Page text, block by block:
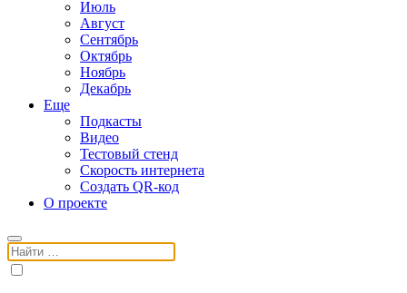
Июль
Август
Сентябрь
Октябрь
Ноябрь
Декабрь
Еще
Подкасты
Видео
Тестовый стенд
Скорость интернета
Создать QR-код
О проекте
Поиск: